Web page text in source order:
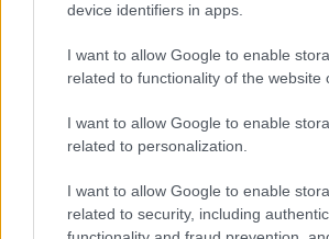
device identifiers in apps.
I want to allow Google to enable
related to functionality of the website
I want to allow Google to enable
related to personalization.
I want to allow Google to enable
related to security, including